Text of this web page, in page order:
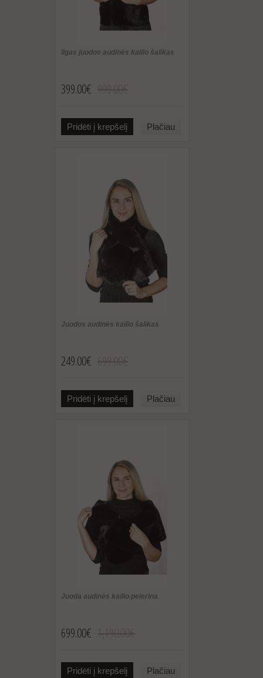
Ilgas juodos audinės kailio šalikas
399.00€
Pridėti į krepšelį Plačiau
Juodos audinės kailio šalikas
249.00€
Pridėti į krepšelį Plačiau
Juoda audinės kailio pelerina
699.00€
Pridėti į krepšelį Plačiau